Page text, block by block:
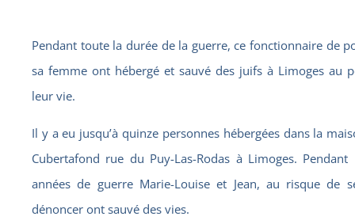
Pendant toute la durée de la guerre, ce fonctionnaire de
sa femme ont hébergé et sauvé des juifs à Limoges au
leur vie.
Il y a eu jusqu’à quinze personnes hébergées dans la
Cubertafond rue du Puy-Las-Rodas à Limoges. Pendant
années de guerre Marie-Louise et Jean, au risque de
dénoncer ont sauvé des vies.